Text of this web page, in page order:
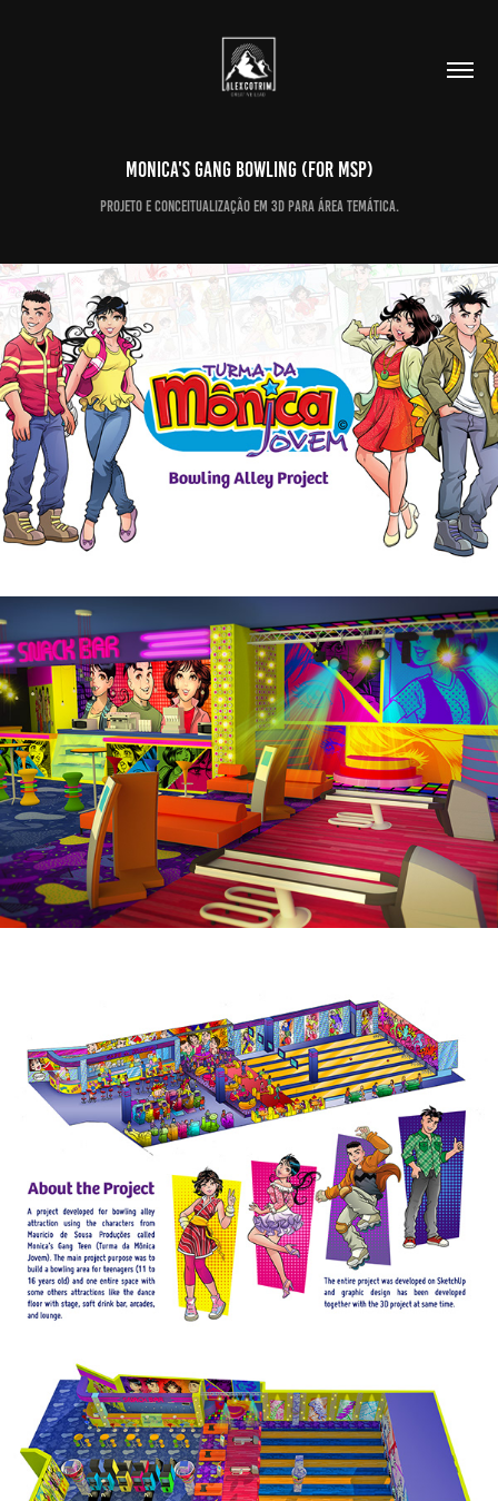
Monica's Gang Bowling (for MSP)
Projeto e conceitualização em 3D para área temática.